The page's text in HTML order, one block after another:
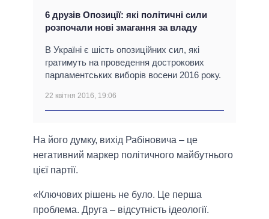
6 друзів Опозиції: які політичні сили
розпочали нові змагання за владу
В Україні є шість опозиційних сил, які
гратимуть на проведення дострокових
парламентських виборів восени 2016 року.
22 квітня 2016, 19:06
На його думку, вихід Рабіновича – це
негативний маркер політичного майбутнього
цієї партії.
«Ключових рішень не було. Це перша
проблема. Друга – відсутність ідеології.